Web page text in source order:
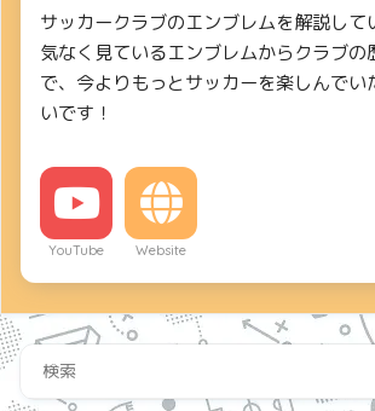
サッカークラブのエンブレムを解説して
気なく見ているエンブレムからクラブの
で、今よりもっとサッカーを楽しんでい
いです！
YouTube Website